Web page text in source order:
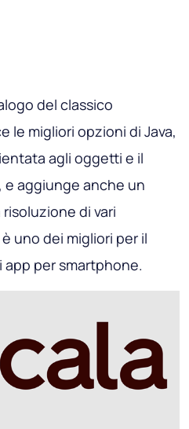
del classico
le migliori opzioni di Java,
agli oggetti e il
e aggiunge anche un
di vari
uno dei migliori per il
app per smartphone.